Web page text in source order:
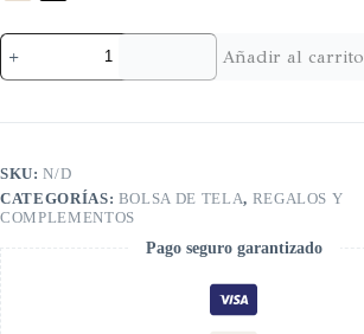
Añadir al carrito
SKU:N/D
CATEGORÍAS: BOLSA DE TELA, REGALOS Y
COMPLEMENTOS
Pago seguro garantizado